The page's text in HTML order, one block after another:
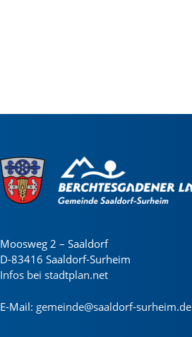
Moosweg 2 – Saaldorf
D-83416 Saaldorf-Surheim
Infos bei stadtplan.net
E-Mail: gemeinde@saaldorf-surheim.de